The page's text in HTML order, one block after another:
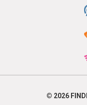
© 2026 FIND